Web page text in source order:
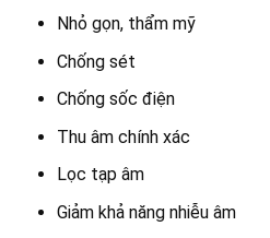
Nhỏ gọn, thẩm mỹ
Chống sét
Chống sốc điện
Thu âm chính xác
Lọc tạp âm
Giảm khả năng nhiễu âm